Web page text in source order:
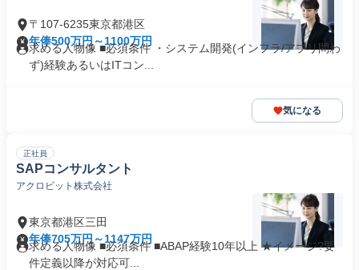
〒107-6235東京都港区
年俸500万円～1100万円
求める人物像 ■必須条件 ・システム開発(インフラ/アプリ問わ
ず)経験あるいはITコン...
気になる
正社員
SAPコンサルタント
アクロビット株式会社
東京都港区三田
年俸705万円～1147万円
求める人物像 ■必須条件 ■ABAP経験10年以上 ★イメージ?要
件定義以降が対応可...